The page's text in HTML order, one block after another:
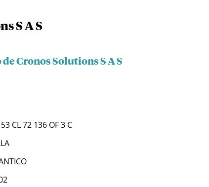
S A S
Cronos Solutions S A S
53 CL 72 136 OF 3 C